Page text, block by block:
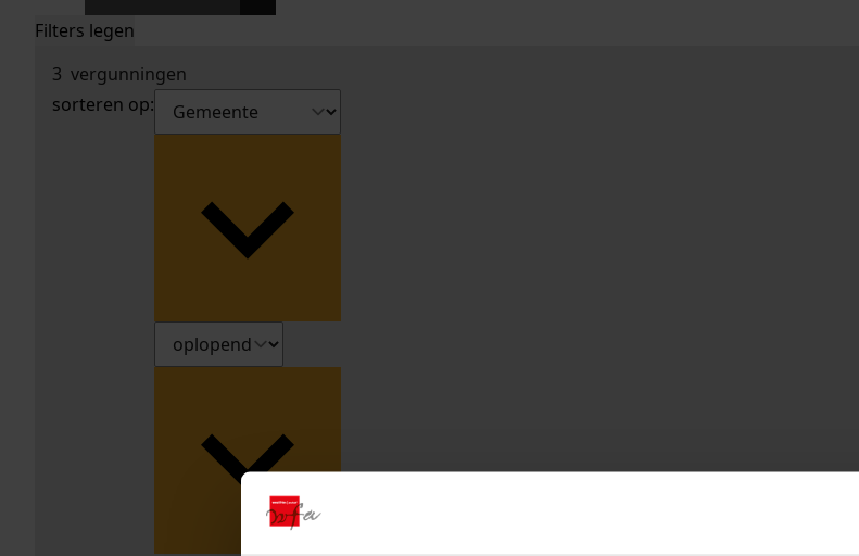
Filters legen
3 vergunningen
sorteren op: